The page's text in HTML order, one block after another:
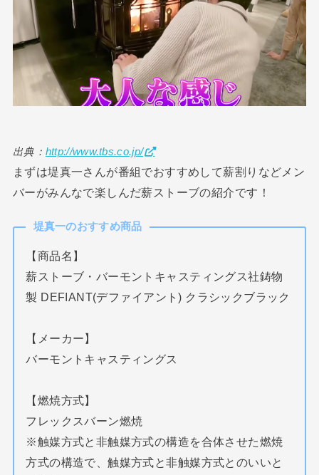
出典： http://www.tbs.co.jp/
まずは堤真一さんが番組でおすすめして薪割りなどメン
バーがみんなで楽しんだ薪ストーブの紹介です！
堤真一のおすすめ商品
【商品名】
薪ストーブ・バーモントキャスティングス社鋳物
製 DEFIANT(デファイアント) クラシックブラック
【メーカー】
バーモントキャスティングス
【燃焼方式】
フレックスバーン燃焼
※触媒方式と非触媒方式の構造を合体させた燃焼
方式の構造で、触媒方式と非触媒方式とのいいと